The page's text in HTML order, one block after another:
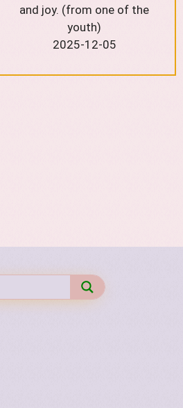
and joy. (from one of the
youth)
2025-12-05